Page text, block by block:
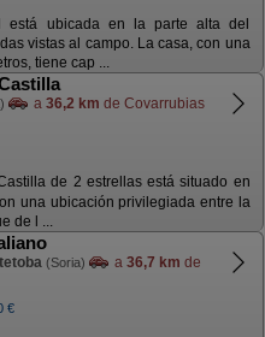
está ubicada en la parte alta del
vistas al campo. La casa, con una
tiene cap ...
a 36,2 km de Covarrubias
de 2 estrellas está situado en
una ubicación privilegiada entre la
de l ...
(Soria) a 36,7 km de
€